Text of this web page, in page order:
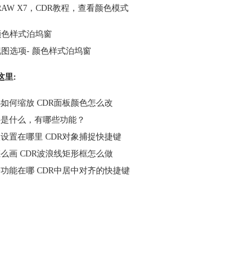
X7 ， CDR教程 ， 查看颜色模式
色样式泊坞窗
图选项- 颜色样式泊坞窗
里:
何缩放 CDR面板颜色怎么改
什么，有哪些功能？
置在哪里 CDR对象捕捉快捷键
画 CDR波浪线矩形框怎么做
能在哪 CDR中居中对齐的快捷键